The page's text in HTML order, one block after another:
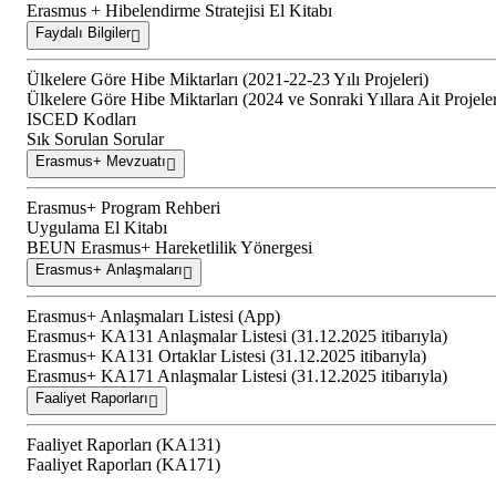
Erasmus + Hibelendirme Stratejisi El Kitabı
Faydalı Bilgiler
Ülkelere Göre Hibe Miktarları (2021-22-23 Yılı Projeleri)
Ülkelere Göre Hibe Miktarları (2024 ve Sonraki Yıllara Ait
ISCED Kodları
Sık Sorulan Sorular
Erasmus+ Mevzuatı
Erasmus+ Program Rehberi
Uygulama El Kitabı
BEUN Erasmus+ Hareketlilik Yönergesi
Erasmus+ Anlaşmaları
Erasmus+ Anlaşmaları Listesi (App)
Erasmus+ KA131 Anlaşmalar Listesi (31.12.2025 itibarıyla)
Erasmus+ KA131 Ortaklar Listesi (31.12.2025 itibarıyla)
Erasmus+ KA171 Anlaşmalar Listesi (31.12.2025 itibarıyla)
Faaliyet Raporları
Faaliyet Raporları (KA131)
Faaliyet Raporları (KA171)